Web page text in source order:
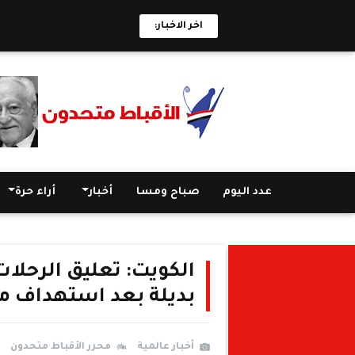
اخر الاخبار:
عدد اليوم صباح ومسا أخبار أراء حرة
الكويت: تعليق
بديلة بعد استهداف
أخبار عالمية محرر الأقباط متحدون